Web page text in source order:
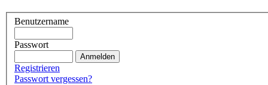
Benutzername
Passwort
Registrieren
Passwort vergessen?